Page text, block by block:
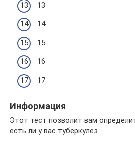
13
14
15
16
17
Информация
Этот тест позволит вам
есть ли у вас туберкулез.